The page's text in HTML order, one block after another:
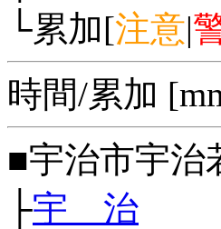
└累加[注意|
時間/累加
■宇治市宇治
├宇 治